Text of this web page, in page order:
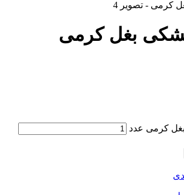
بغل کرمی
کرمی عدد